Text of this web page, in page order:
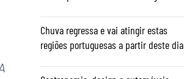
Chuva regressa e vai atingir estas
regiões portuguesas a partir deste dia